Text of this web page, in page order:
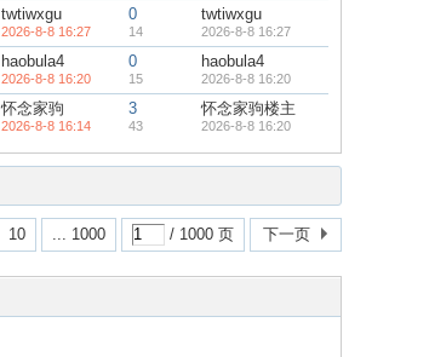
twtiwxgu
2026-8-8 16:27
0
14
twtiwxgu
2026-8-8 16:27
haobula4
2026-8-8 16:20
0
15
haobula4
2026-8-8 16:20
怀念家驹
2026-8-8 16:14
3
43
怀念家驹楼主
2026-8-8 16:20
10 ... 1000 / 1000 页 下一页